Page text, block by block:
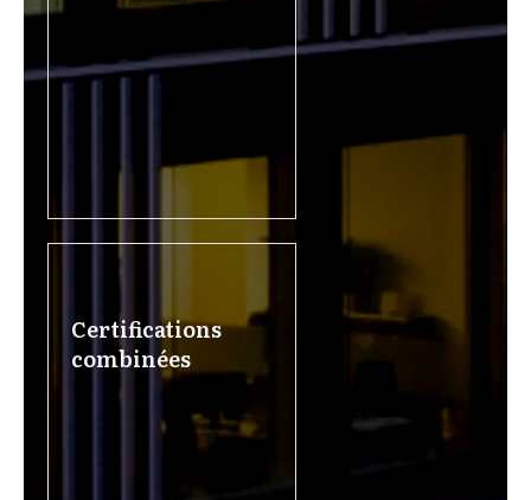
Certifications
combinées